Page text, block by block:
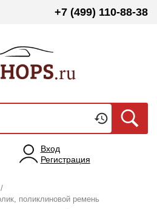
+7 (499) 110-88-38
Вход
Регистрация
/
поликлиновой ремень